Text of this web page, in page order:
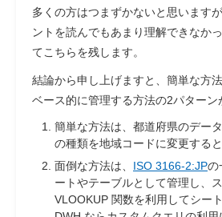
多くの方はつまずかないと思います
ントを読んでもあまり理解できなか
てこちらを残します。
結論から申し上げますと、簡単な方
ベース的に管理する方法の2パターン
簡単な方法は、都道府県のデー
の種類を地域コードに変更すると
面倒な方法は、 ISO 3166-2:JPの
ートやテーブルとして管理し、
VLOOKUP 関数を利用してシー